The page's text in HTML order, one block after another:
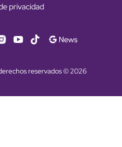
privacidad
reservados © 2026